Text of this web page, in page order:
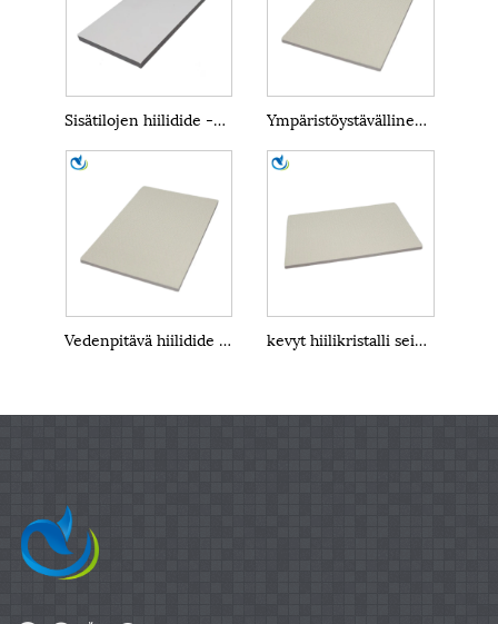
Sisätilojen hiilidide -seinäpaneeli Ympäristöystävällinen hiilikristalli seinäpaneeli
Vedenpitävä hiilidide -seinäpaneeli kevyt hiilikristalli seinäpaneeli